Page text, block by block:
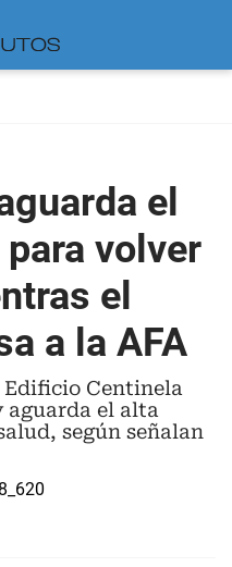
el
volver
el
a la AFA
Edificio Centinela
aguarda el alta
según señalan